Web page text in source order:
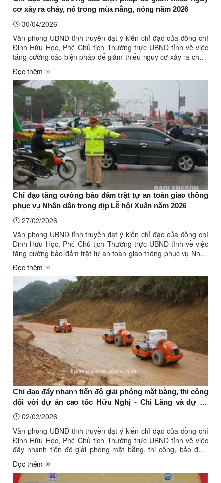
cơ xảy ra cháy, nổ trong mùa nắng, nóng năm 2026
30/04/2026
Văn phòng UBND tỉnh truyền đạt ý kiến chỉ đạo của đồng chí
Đinh Hữu Học, Phó Chủ tịch Thường trực UBND tỉnh về việc
tăng cường các biện pháp để giảm thiểu nguy cơ xảy ra cháy,
nổ trong mùa nắng, nóng năm 2026 (Công văn số 3480/VP-
KTCN ngày 29/4/2026). Ảnh minh họa (Nguồn Internet) Sở
Công Thương ...
Đọc thêm
Chỉ đạo tăng cường bảo đảm trật tự an toàn giao thông
phục vụ Nhân dân trong dịp Lễ hội Xuân năm 2026
27/02/2026
Văn phòng UBND tỉnh truyền đạt ý kiến chỉ đạo của đồng chí
Đinh Hữu Học, Phó Chủ tịch Thường trực UBND tỉnh về việc
tăng cường bảo đảm trật tự an toàn giao thông phục vụ Nhân
dân trong dịp Lễ hội Xuân năm 2026 (Công văn số 1361/VP-
KTCN ngày 25/02/2026). Ảnh minh họa (Nguồn
baolangson.vn)Sở Xây ...
Đọc thêm
Chỉ đạo đẩy nhanh tiến độ giải phóng mặt bằng, thi công
đối với dự án cao tốc Hữu Nghị - Chi Lăng và dự án
Nâng cấp đoạn Km18 - Km80, Quốc lộ 4B
02/02/2026
Văn phòng UBND tỉnh truyền đạt ý kiến chỉ đạo của đồng chí
Đinh Hữu Học, Phó Chủ tịch Thường trực UBND tỉnh về việc
đẩy nhanh tiến độ giải phóng mặt bằng, thi công, bảo đảm
chất lượng công trình, an toàn giao thông, vệ sinh môi trường,
an toàn lao động đối với dự án cao tốc Hữu Nghị - Chi Lăng và
...
Đọc thêm